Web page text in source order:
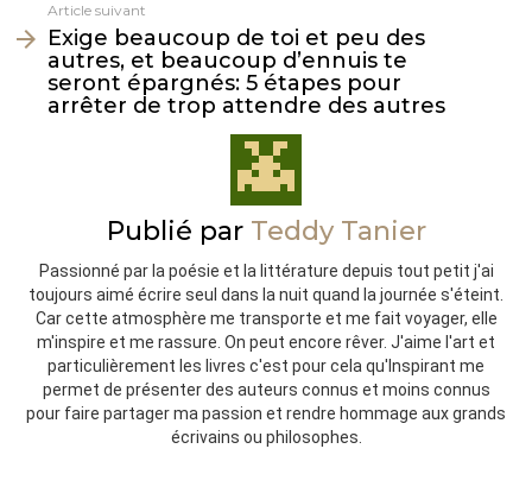
Article suivant
Exige beaucoup de toi et peu des
autres, et beaucoup d’ennuis te
seront épargnés: 5 étapes pour
arrêter de trop attendre des autres
Publié par Teddy Tanier
Passionné par la poésie et la littérature depuis tout petit j'ai
toujours aimé écrire seul dans la nuit quand la journée s'éteint.
Car cette atmosphère me transporte et me fait voyager, elle
m'inspire et me rassure. On peut encore rêver. J'aime l'art et
particulièrement les livres c'est pour cela qu'Inspirant me
permet de présenter des auteurs connus et moins connus
pour faire partager ma passion et rendre hommage aux grands
écrivains ou philosophes.